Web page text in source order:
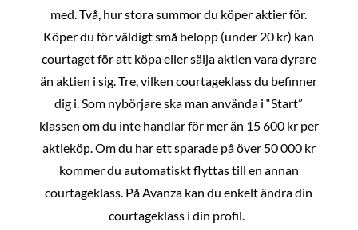
med. Två, hur stora summor du köper aktier för.
Köper du för väldigt små belopp (under 20 kr) kan
courtaget för att köpa eller sälja aktien vara dyrare
än aktien i sig. Tre, vilken courtageklass du befinner
dig i. Som nybörjare ska man använda i “Start”
klassen om du inte handlar för mer än 15 600 kr per
aktieköp. Om du har ett sparade på över 50 000 kr
kommer du automatiskt flyttas till en annan
courtageklass. På Avanza kan du enkelt ändra din
courtageklass i din profil.